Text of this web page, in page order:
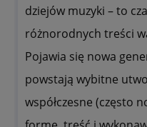
dziejów muzyki – to
różnorodnych treści
Pojawia się nowa
powstają wybitne
współczesne (często